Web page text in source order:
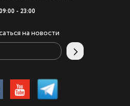
- 23:00
на новости